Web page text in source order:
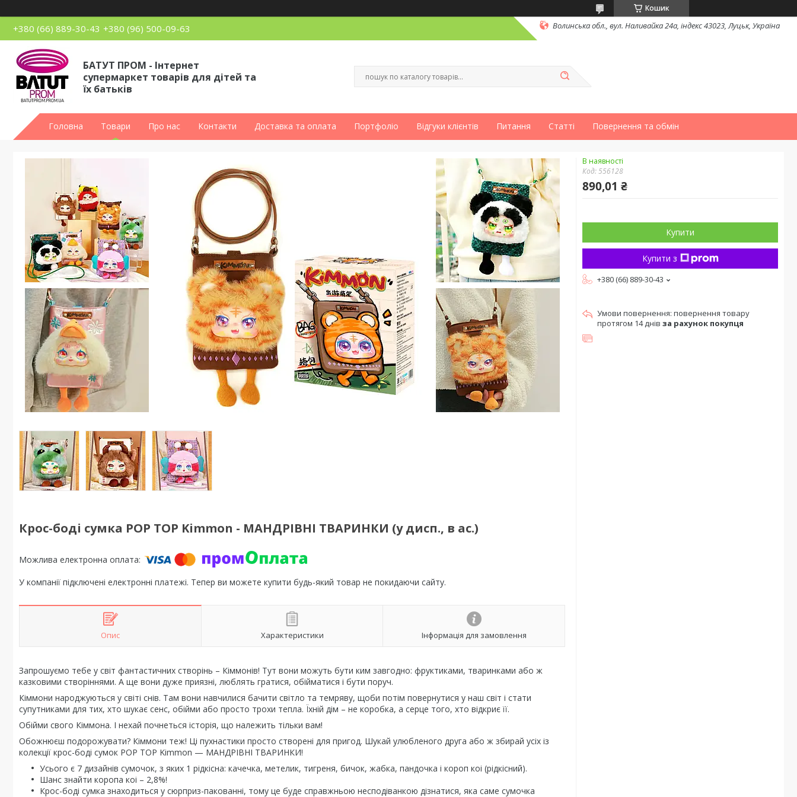
Кошик
+380 (66) 889-30-43 +380 (96) 500-09-63 Волинська обл., вул. Наливайка 24а, індекс 43023, Луцьк, Україна
БАТУТ ПРОМ - Інтернет
супермаркет товарів для дітей та
їх батьків
Головна Товари Про нас Контакти Доставка та оплата Портфоліо Відгуки клієнтів Питання Статті Повернення та обмін
Крос-боді сумка POP TOP Kimmon - МАНДРІВНІ ТВАРИНКИ (у дисп., в ас.)
У компанії підключені електронні платежі. Тепер ви можете купити будь-який товар не покидаючи сайту.
Опис Характеристики Інформація для замовлення
Запрошуємо тебе у світ фантастичних створінь – Кіммонів! Тут вони можуть бути ким завгодно: фруктиками, тваринками або ж
казковими створіннями. А ще вони дуже приязні, люблять гратися, обійматися і бути поруч.
Кіммони народжуються у світі снів. Там вони навчилися бачити світло та темряву, щоби потім повернутися у наш світ і стати
супутниками для тих, хто шукає сенс, обійми або просто трохи тепла. Їхній дім – не коробка, а серце того, хто відкриє її.
Обійми свого Кіммона. І нехай почнеться історія, що належить тільки вам!
Обожнюєш подорожувати? Кіммони теж! Ці пухнастики просто створені для пригод. Шукай улюбленого друга або ж збирай усіх із
колекції крос-боді сумок POP TOP Kimmon — МАНДРІВНІ ТВАРИНКИ!
Усього є 7 дизайнів сумочок, з яких 1 рідкісна: качечка, метелик, тигреня, бичок, жабка, пандочка і короп коі (рідкісний).
Шанс знайти коропа коі – 2,8%!
Крос-боді сумка знаходиться у сюрприз-пакованні, тому це буде справжньою несподіванкою дізнатися, яка саме сумочка
В наявності
Код:556128
890,01 ₴
Купити
Купити з
+380 (66) 889-30-43
повернення товару
протягом 14 днів за рахунок покупця